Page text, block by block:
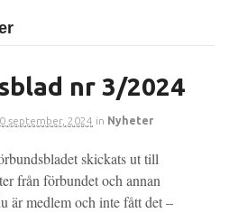
nr 3/2024
september, 2024 in Nyheter
skickats ut till
från förbundet och annan
är medlem och inte fått det –